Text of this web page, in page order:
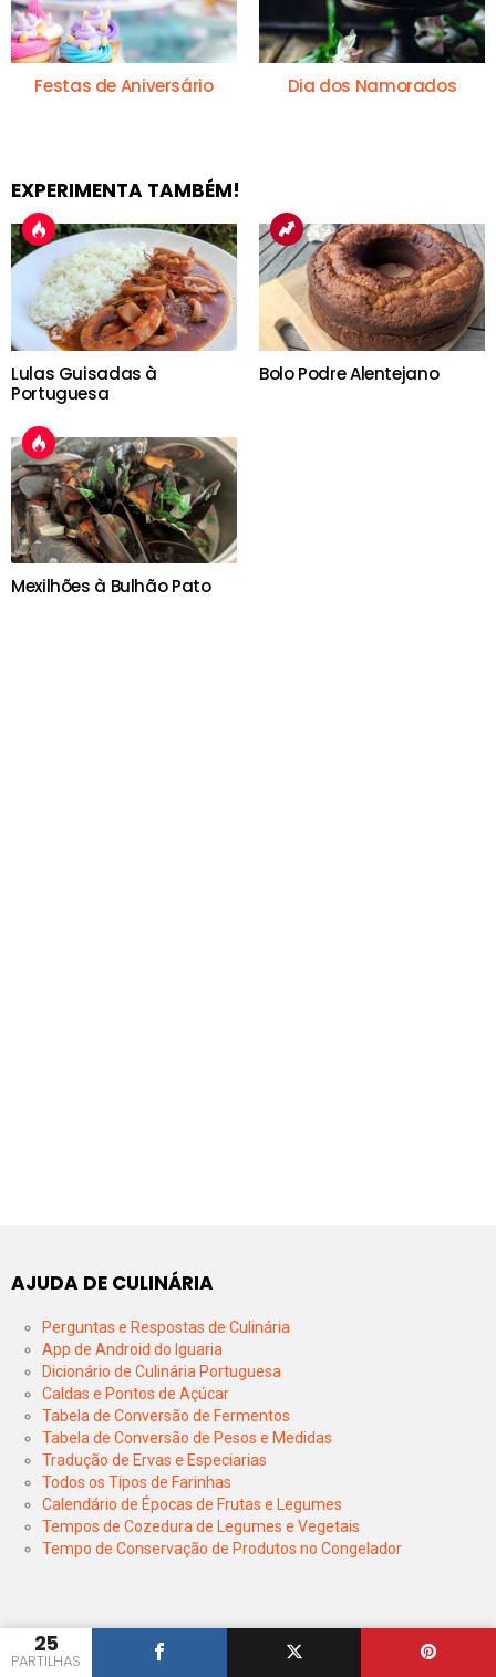
25
PARTILHAS
Festas de Aniversário Dia dos Namorados
EXPERIMENTA TAMBÉM!
Lulas Guisadas à
Portuguesa
Bolo Podre Alentejano
Mexilhões à Bulhão Pato
AJUDA DE CULINÁRIA
Perguntas e Respostas de Culinária
App de Android do Iguaria
Dicionário de Culinária Portuguesa
Caldas e Pontos de Açúcar
Tabela de Conversão de Fermentos
Tabela de Conversão de Pesos e Medidas
Tradução de Ervas e Especiarias
Todos os Tipos de Farinhas
Calendário de Épocas de Frutas e Legumes
Tempos de Cozedura de Legumes e Vegetais
Tempo de Conservação de Produtos no Congelador